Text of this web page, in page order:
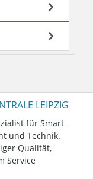
LEIPZIG
für Smart-
und Technik.
Qualität,
Service